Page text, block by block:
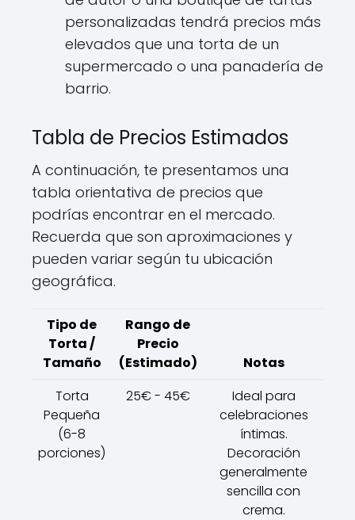
personalizadas tendrá precios más
elevados que una torta de un
supermercado o una panadería de
barrio.
Tabla de Precios Estimados
A continuación, te presentamos una
tabla orientativa de precios que
podrías encontrar en el mercado.
Recuerda que son aproximaciones y
pueden variar según tu ubicación
geográfica.
Tipo de
Torta /
Tamaño
Rango de
Precio
(Estimado)
Notas
Torta
Pequeña
(6-8
porciones)
25€ - 45€
Ideal para
celebraciones
íntimas.
Decoración
generalmente
sencilla con
crema.